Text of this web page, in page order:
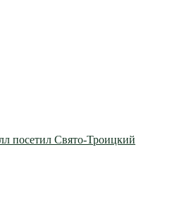
посетил Свято-Троицкий